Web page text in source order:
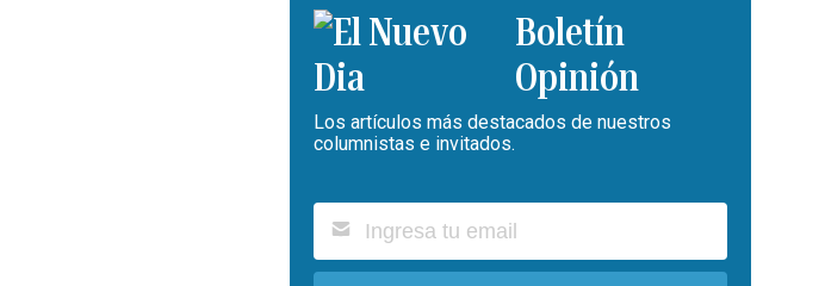
Boletín
Opinión
Los artículos más destacados de nuestros
columnistas e invitados.